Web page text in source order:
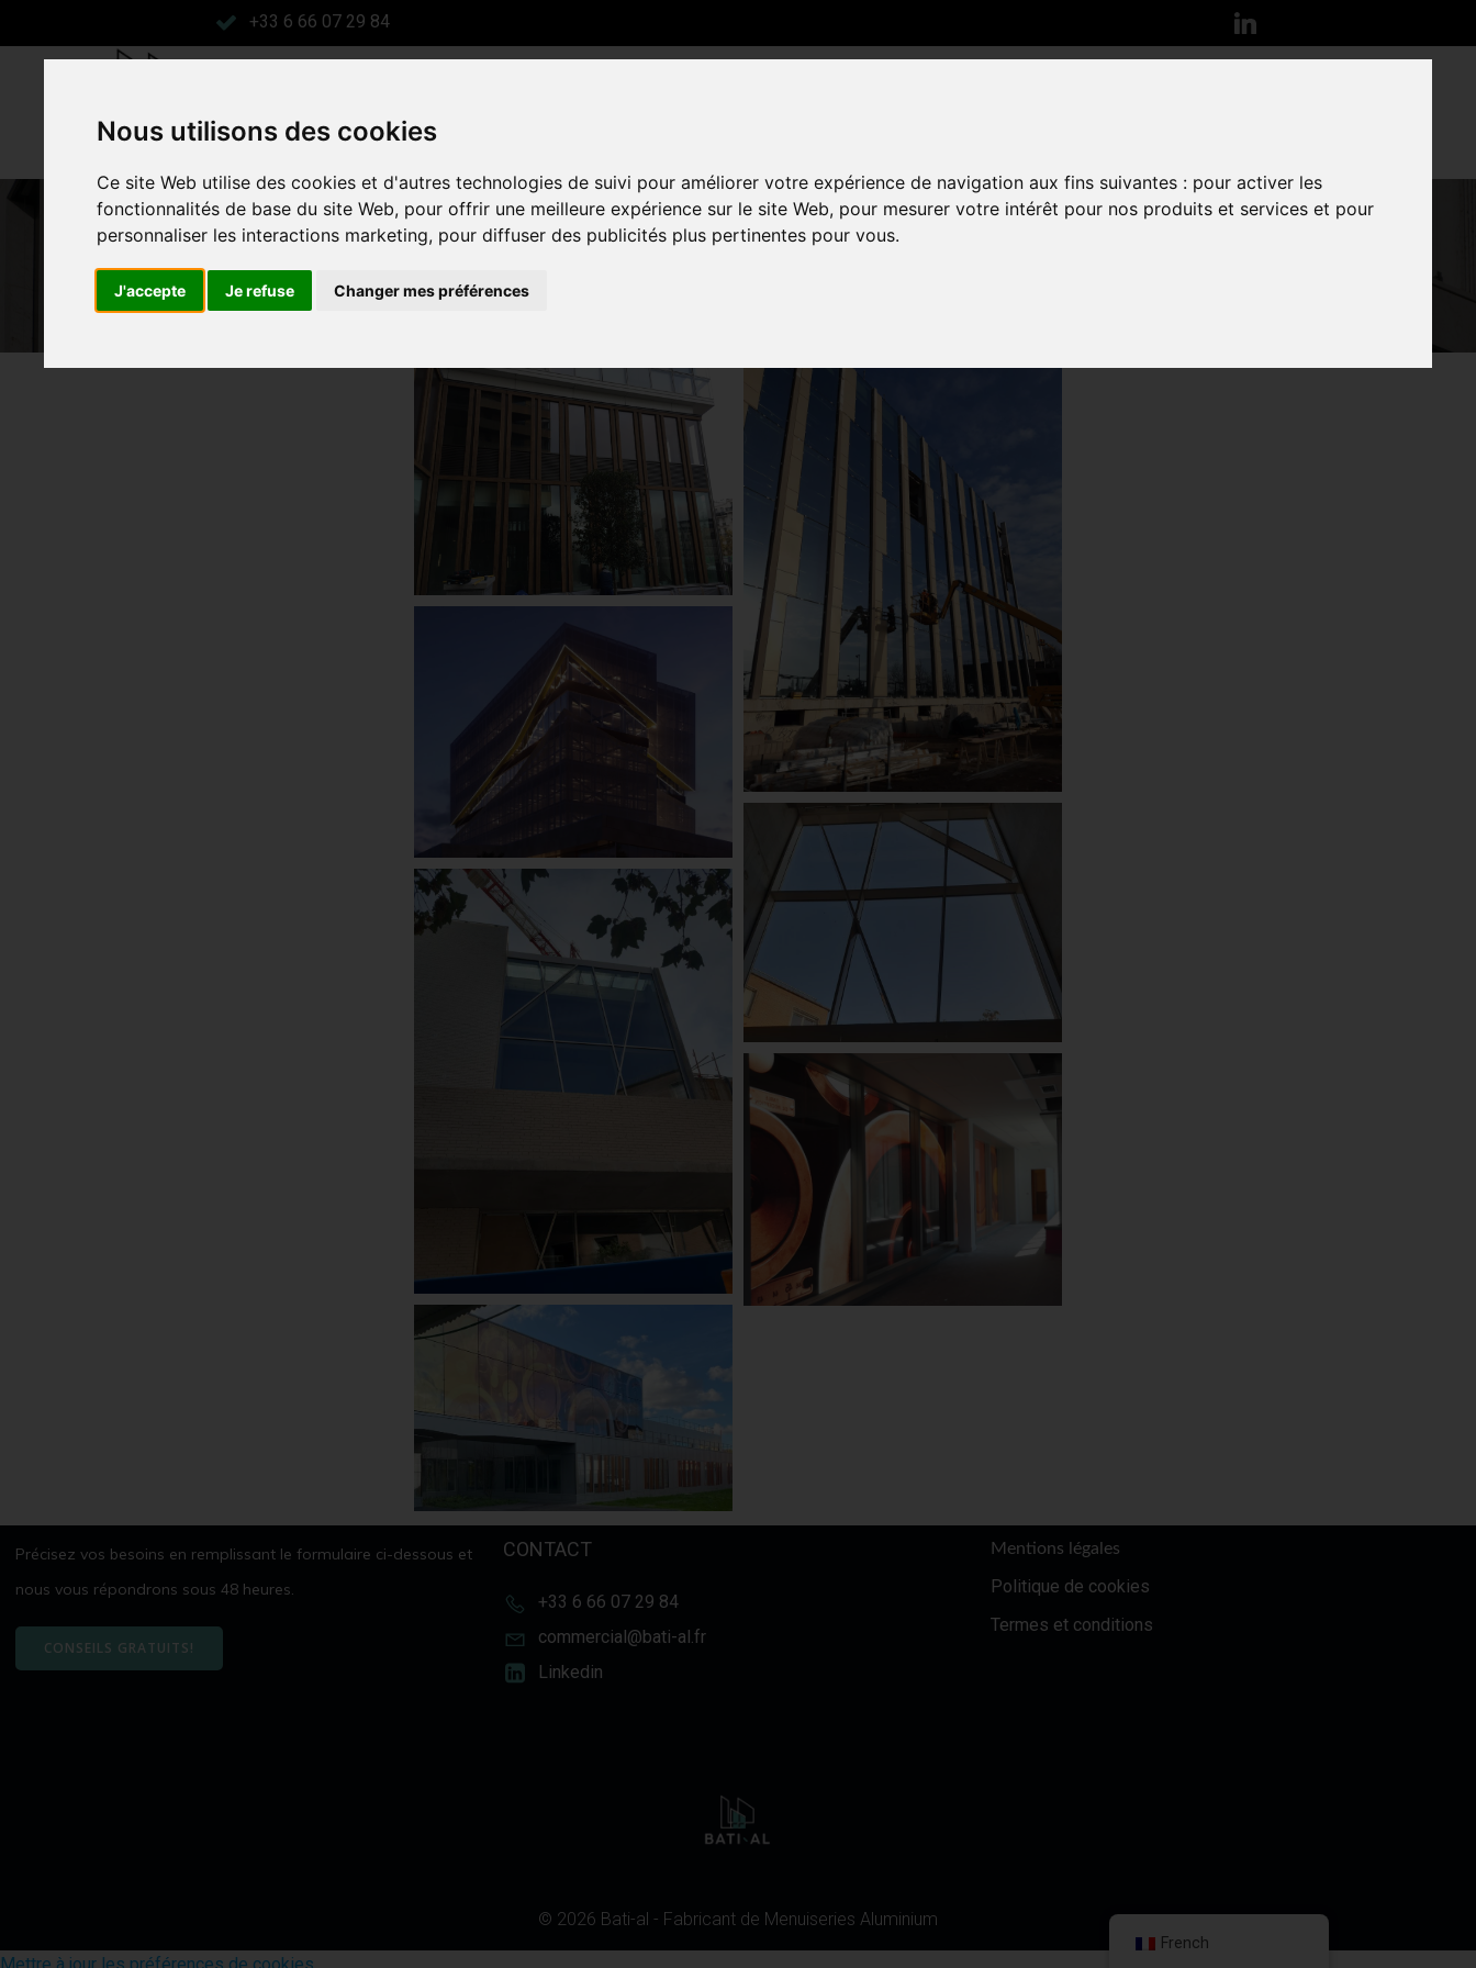
Nous utilisons des cookies
Ce site Web utilise des cookies et d'autres technologies de suivi pour améliorer votre expérience de navigation aux fins suivantes : pour activer les
fonctionnalités de base du site Web, pour offrir une meilleure expérience sur le site Web, pour mesurer votre intérêt pour nos produits et services et pour
personnaliser les interactions marketing, pour diffuser des publicités plus pertinentes pour vous.
J'accepte Je refuse Changer mes préférences
contenu
+33 6 66 07 29 84
Vitrage Isolant Avec Cekal
Précisez vos besoins en remplissant le formulaire ci-dessous et
nous vous répondrons sous 48 heures.
CONSEILS GRATUITS!
CONTACT
+33 6 66 07 29 84
commercial@bati-al.fr
Linkedin
Mentions légales
Politique de cookies
Termes et conditions
© 2026 Bati-al - Fabricant de Menuiseries Aluminium
French